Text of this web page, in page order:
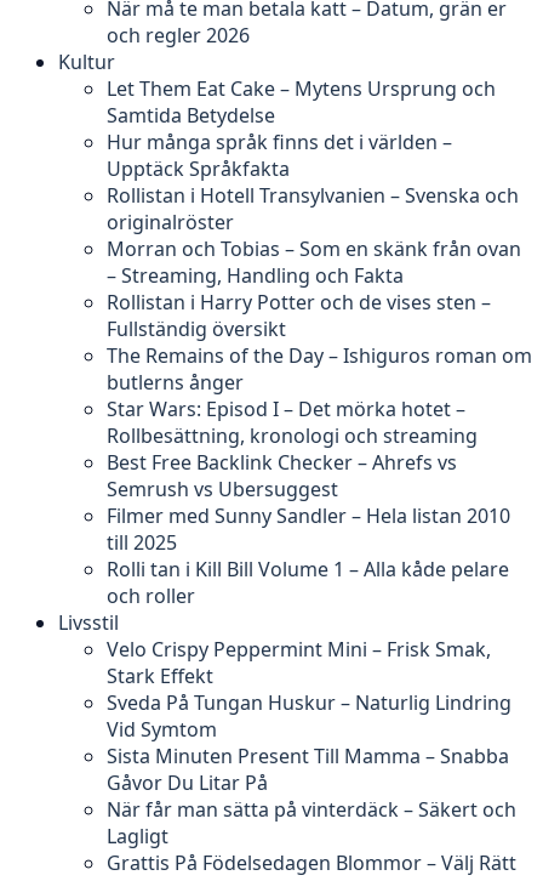
När må te man betala katt – Datum, grän er
och regler 2026
Kultur
Let Them Eat Cake – Mytens Ursprung och
Samtida Betydelse
Hur många språk finns det i världen –
Upptäck Språkfakta
Rollistan i Hotell Transylvanien – Svenska och
originalröster
Morran och Tobias – Som en skänk från ovan
– Streaming, Handling och Fakta
Rollistan i Harry Potter och de vises sten –
Fullständig översikt
The Remains of the Day – Ishiguros roman om
butlerns ånger
Star Wars: Episod I – Det mörka hotet –
Rollbesättning, kronologi och streaming
Best Free Backlink Checker – Ahrefs vs
Semrush vs Ubersuggest
Filmer med Sunny Sandler – Hela listan 2010
till 2025
Rolli tan i Kill Bill Volume 1 – Alla kåde pelare
och roller
Livsstil
Velo Crispy Peppermint Mini – Frisk Smak,
Stark Effekt
Sveda På Tungan Huskur – Naturlig Lindring
Vid Symtom
Sista Minuten Present Till Mamma – Snabba
Gåvor Du Litar På
När får man sätta på vinterdäck – Säkert och
Lagligt
Grattis På Födelsedagen Blommor – Välj Rätt